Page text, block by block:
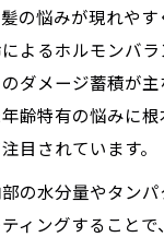
の悩みが現れやす
よるホルモンバ
ダメージ蓄積が主
齢特有の悩みに根
目されています。
の水分量やタン
ィングすることで